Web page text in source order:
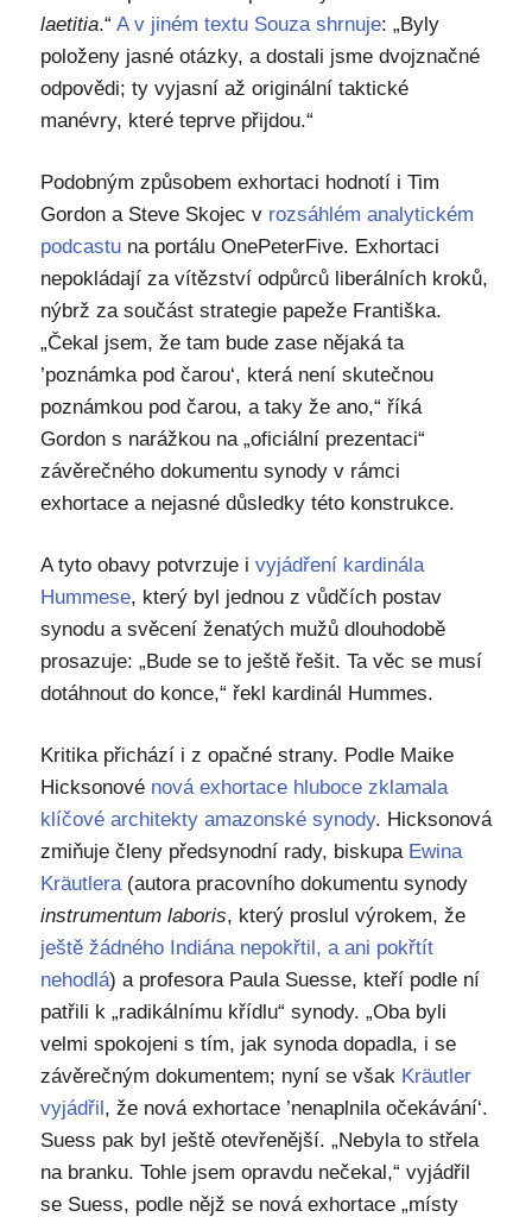
laetitia.“ A v jiném textu Souza shrnuje: „Byly
položeny jasné otázky, a dostali jsme dvojznačné
odpovědi; ty vyjasní až originální taktické
manévry, které teprve přijdou.“
Podobným způsobem exhortaci hodnotí i Tim
Gordon a Steve Skojec v rozsáhlém analytickém
podcastuna portálu OnePeterFive. Exhortaci
nepokládají za vítězství odpůrců liberálních kroků,
nýbrž za součást strategie papeže Františka.
„Čekal jsem, že tam bude zase nějaká ta
’poznámka pod čarou‘, která není skutečnou
poznámkou pod čarou, a taky že ano,“ říká
Gordon s narážkou na „oficiální prezentaci“
závěrečného dokumentu synody v rámci
exhortace a nejasné důsledky této konstrukce.
A tyto obavy potvrzuje i vyjádření kardinála
Hummese, který byl jednou z vůdčích postav
synodu a svěcení ženatých mužů dlouhodobě
prosazuje: „Bude se to ještě řešit. Ta věc se musí
dotáhnout do konce,“ řekl kardinál Hummes.
Kritika přichází i z opačné strany. Podle Maike
Hicksonové nová exhortace hluboce zklamala
klíčové architekty amazonské synody. Hicksonová
zmiňuje členy předsynodní rady, biskupa Ewina
Kräutlera(autora pracovního dokumentu synody
instrumentum laboris, který proslul výrokem, že
ještě žádného Indiána nepokřtil, a ani pokřtít
nehodlá) a profesora Paula Suesse, kteří podle ní
patřili k „radikálnímu křídlu“ synody. „Oba byli
velmi spokojeni s tím, jak synoda dopadla, i se
závěrečným dokumentem; nyní se však Kräutler
vyjádřil, že nová exhortace ’nenaplnila očekávání‘.
Suess pak byl ještě otevřenější. „Nebyla to střela
na branku. Tohle jsem opravdu nečekal,“ vyjádřil
se Suess, podle nějž se nová exhortace „místy